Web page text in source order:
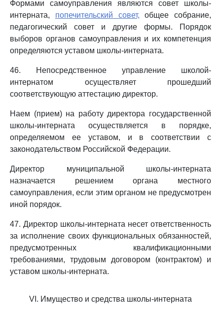
Формами самоуправления являются совет школы-
интерната, попечительский совет, общее собрание,
педагогический совет и другие формы. Порядок
выборов органов самоуправления и их компетенция
определяются уставом школы-интерната.
46. Непосредственное управление школой-
интернатом осуществляет прошедший
соответствующую аттестацию директор.
Наем (прием) на работу директора государственной
школы-интерната осуществляется в порядке,
определяемом ее уставом, и в соответствии с
законодательством Российской Федерации.
Директор муниципальной школы-интерната
назначается решением органа местного
самоуправления, если этим органом не предусмотрен
иной порядок.
47. Директор школы-интерната несет ответственность
за исполнение своих функциональных обязанностей,
предусмотренных квалификационными
требованиями, трудовым договором (контрактом) и
уставом школы-интерната.
VI. Имущество и средства школы-интерната